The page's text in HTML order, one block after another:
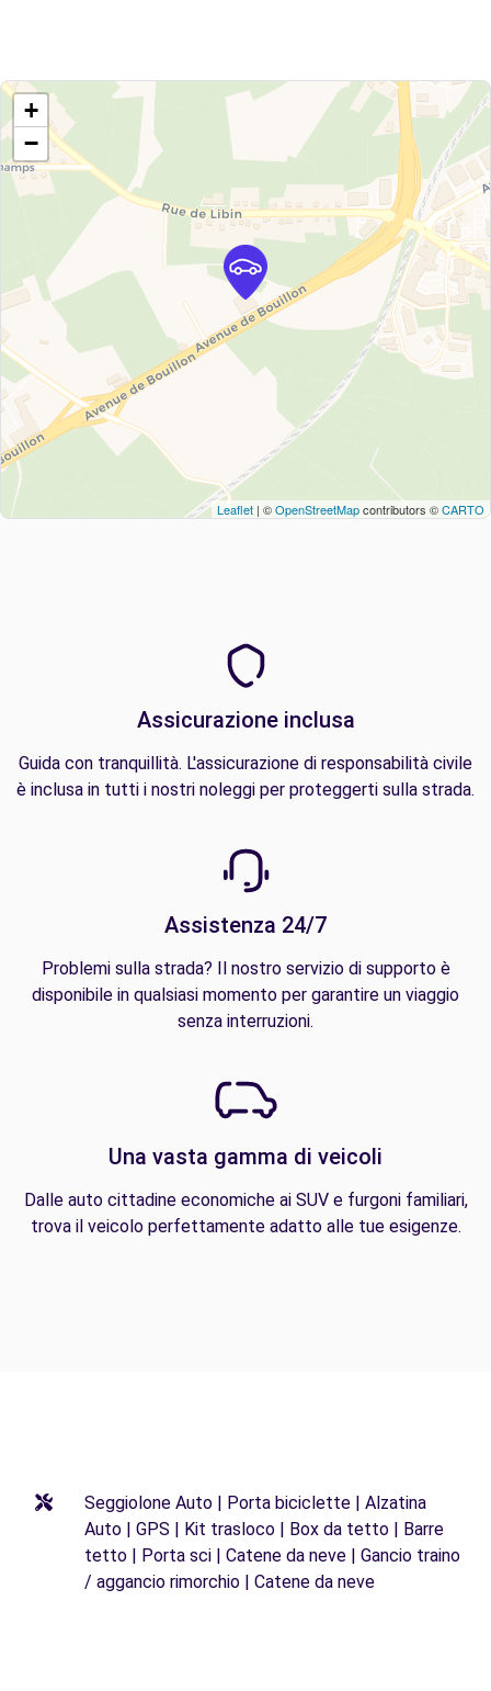
+
−
Leaflet | ©OpenStreetMapcontributors ©CARTO
Assicurazione inclusa
Guida con tranquillità. L'assicurazione di responsabilità civile
è inclusa in tutti i nostri noleggi per proteggerti sulla strada.
Assistenza 24/7
Problemi sulla strada? Il nostro servizio di supporto è
disponibile in qualsiasi momento per garantire un viaggio
senza interruzioni.
Una vasta gamma di veicoli
Dalle auto cittadine economiche ai SUV e furgoni familiari,
trova il veicolo perfettamente adatto alle tue esigenze.
Seggiolone Auto | Porta biciclette | Alzatina
Auto | GPS | Kit trasloco | Box da tetto | Barre
tetto | Porta sci | Catene da neve | Gancio traino
/ aggancio rimorchio | Catene da neve